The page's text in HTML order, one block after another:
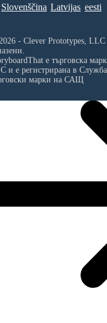
Slovenščina Latvijas eesti
- Clever Prototypes,
е търговска
и е регистрирана в
марки на САЩ